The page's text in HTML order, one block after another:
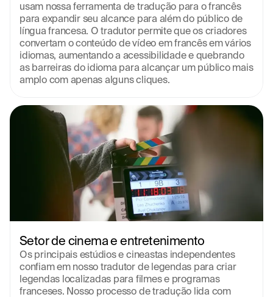
usam nossa ferramenta de tradução para o francês
para expandir seu alcance para além do público de
língua francesa. O tradutor permite que os criadores
convertam o conteúdo de vídeo em francês em vários
idiomas, aumentando a acessibilidade e quebrando
as barreiras do idioma para alcançar um público mais
amplo com apenas alguns cliques.
Setor de cinema e entretenimento
Os principais estúdios e cineastas independentes
confiam em nosso tradutor de legendas para criar
legendas localizadas para filmes e programas
franceses. Nosso processo de tradução lida com